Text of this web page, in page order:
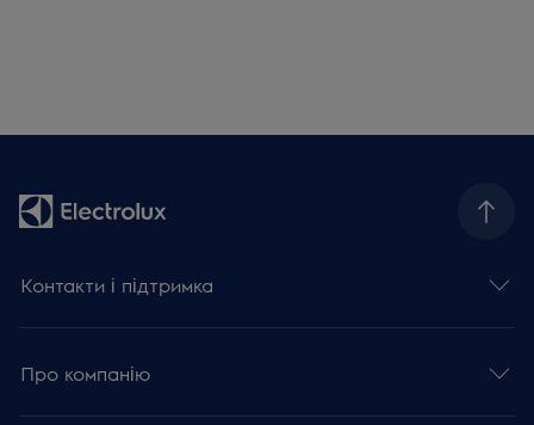
Контакти і підтримка
Про компанію